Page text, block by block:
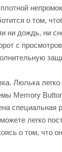
о том,
ни дождь, ни
с
Люлька
Memory
специальная
легко
о том, что